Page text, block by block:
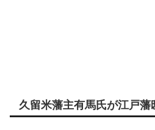
久留米藩主有馬氏が江戸